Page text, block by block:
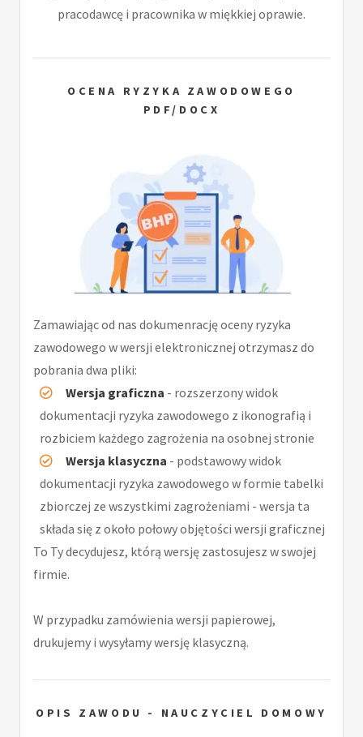
pracodawcę i pracownika w miękkiej oprawie.
OCENA RYZYKA ZAWODOWEGO
PDF/DOCX
Zamawiając od nas dokumenrację oceny ryzyka
zawodowego w wersji elektronicznej otrzymasz do
pobrania dwa pliki:
Wersja graficzna - rozszerzony widok
dokumentacji ryzyka zawodowego z ikonografią i
rozbiciem każdego zagrożenia na osobnej stronie
Wersja klasyczna - podstawowy widok
dokumentacji ryzyka zawodowego w formie tabelki
zbiorczej ze wszystkimi zagrożeniami - wersja ta
składa się z około połowy objętości wersji graficznej
To Ty decydujesz, którą wersję zastosujesz w swojej
firmie.
W przypadku zamówienia wersji papierowej,
drukujemy i wysyłamy wersję klasyczną.
OPIS ZAWODU - NAUCZYCIEL DOMOWY